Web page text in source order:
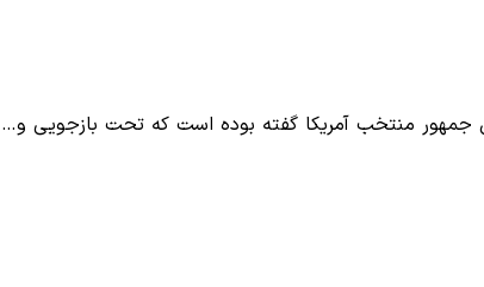
جمهور منتخب آمریکا گفته بوده است که تحت بازجویی و…